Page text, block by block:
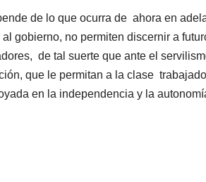
de lo que ocurra de ahora en
gobierno, no permiten discernir a
de tal suerte que ante el
que le permitan a la clase
en la independencia y la